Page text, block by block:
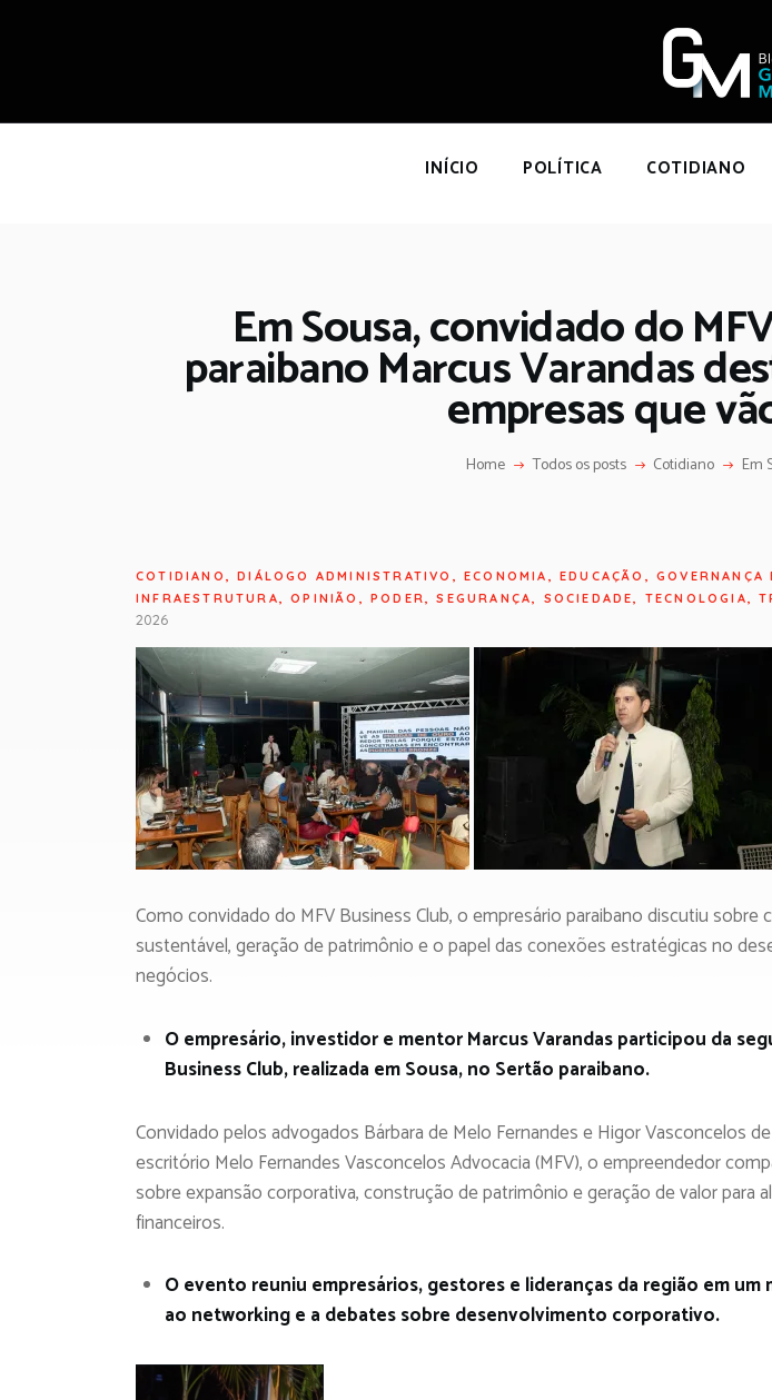
INÍCIO POLÍTICA COTIDIANO
Em Sousa, convidado do
paraibano Marcus Varandas
empresas que
Home Todos os posts Cotidiano Em
COTIDIANO
OPINIÃO
COTIDIANO ,DIÁLOGO ADMINISTRATIVO ,ECONOMIA ,EDUCAÇÃO ,GOVERNANÇA
INFRAESTRUTURA,OPINIÃO ,PODER,SEGURANÇA, SOCIEDADE, TECNOLOGIA,
2026
Como convidado do MFV Business Club, o empresário paraibano discutiu sobre
sustentável, geração de patrimônio e o papel das conexões estratégicas no
negócios.
O empresário, investidor e mentor Marcus Varandas participou da
Business Club, realizada em Sousa, no Sertão paraibano.
Convidado pelos advogados Bárbara de Melo Fernandes e Higor Vasconcelos
escritório Melo Fernandes Vasconcelos Advocacia (MFV), o empreendedor
sobre expansão corporativa, construção de patrimônio e geração de valor para
financeiros.
O evento reuniu empresários, gestores e lideranças da região em
ao networking e a debates sobre desenvolvimento corporativo.